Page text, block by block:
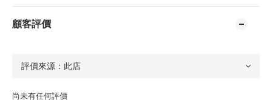
顧客評價
尚未有任何評價